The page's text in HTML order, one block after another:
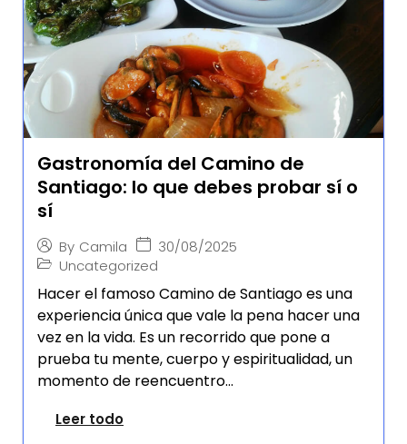
Gastronomía del Camino de
Santiago: lo que debes probar sí o
sí
By Camila
30/08/2025
Uncategorized
Hacer el famoso Camino de Santiago es una
experiencia única que vale la pena hacer una
vez en la vida. Es un recorrido que pone a
prueba tu mente, cuerpo y espiritualidad, un
momento de reencuentro...
Leer todo